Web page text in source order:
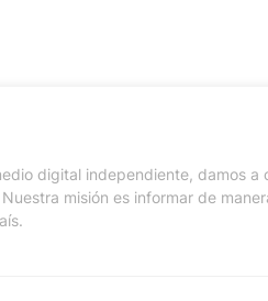
digital independiente, damos
misión es informar de